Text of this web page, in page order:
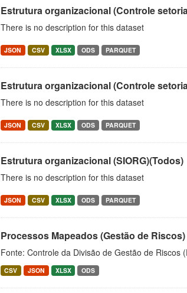
Estrutura organizacional (Controle
There is no description for this dataset
JSON CSV XLSX ODS PARQUET
Estrutura organizacional (Controle
There is no description for this dataset
JSON CSV XLSX ODS PARQUET
Estrutura organizacional (SIORG)(Todos)
There is no description for this dataset
JSON CSV XLSX ODS PARQUET
Processos Mapeados (Gestão de Riscos)
Fonte: Controle da Divisão de Gestão de Riscos
CSV JSON XLSX ODS